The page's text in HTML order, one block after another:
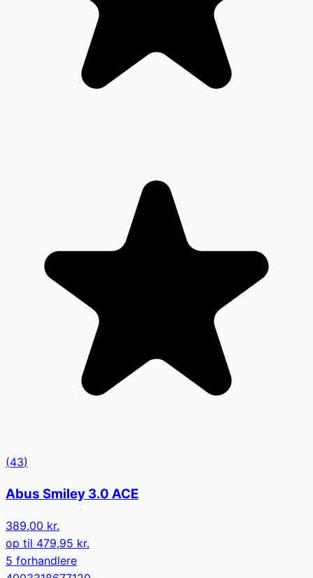
(43)
Abus Smiley 3.0 ACE
389,00 kr.
op til 479,95 kr.
5 forhandlere